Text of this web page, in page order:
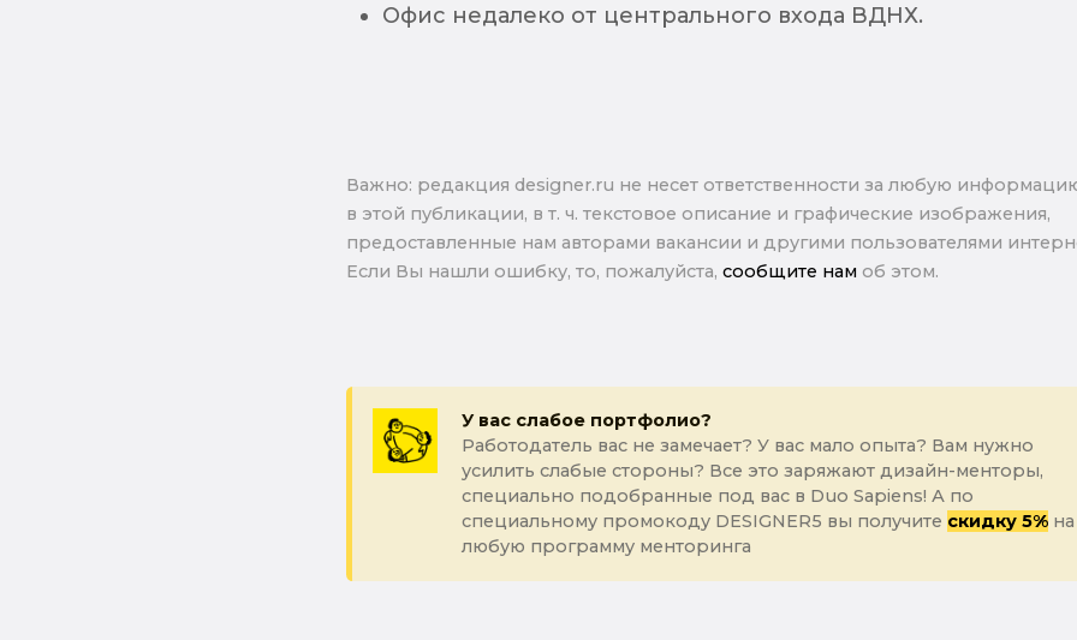
Офис недалеко от центрального входа ВДНХ.
Важно: pедакция designer.ru не несет ответственности за любую
в этой публикации, в т. ч. текстовое описание и графические изображения,
предоставленные нам авторами вакансии и другими пользователями
Если Вы нашли ошибку, то, пожалуйста, сообщите нам об этом.
У вас слабое портфолио?
Работодатель вас не замечает? У вас мало опыта? Вам нужно
усилить слабые стороны? Все это заряжают дизайн-менторы,
специально подобранные под вас в Duo Sapiens! А по
специальному промокоду DESIGNER5 вы получите скидку 5%на
любую программу менторинга